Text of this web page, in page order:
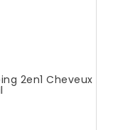
2en1 Cheveux